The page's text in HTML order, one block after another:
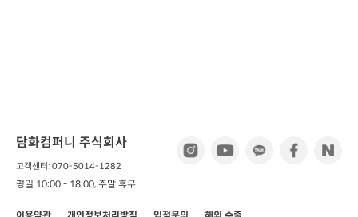
담화컴퍼니 주식회사
고객센터: 070-5014-1282
평일 10:00 - 18:00, 주말 휴무